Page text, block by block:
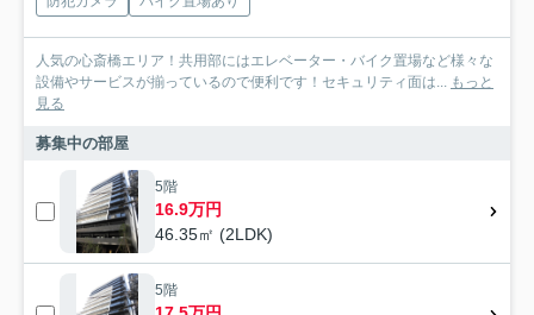
人気の心斎橋エリア！共用部にはエレベーター・バイク置場など様々な
設備やサービスが揃っているので便利です！セキュリティ面は... もっと
見る
募集中の部屋
5階
16.9万円
46.35㎡ (2LDK)
5階